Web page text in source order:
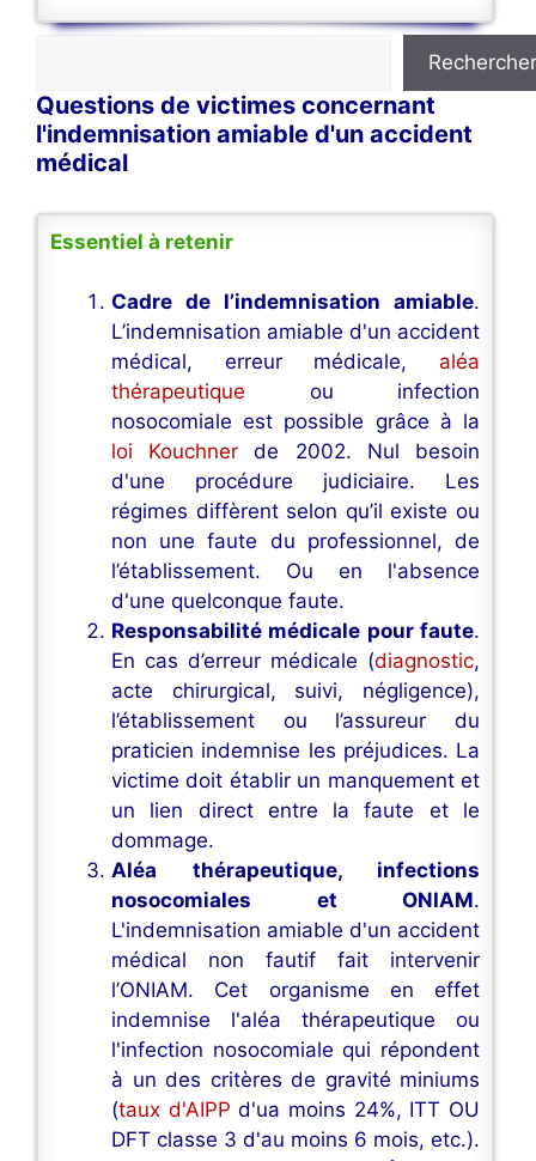
Rechercher
Questions de victimes concernant
l'indemnisation amiable d'un accident
médical
Essentiel à retenir
Cadre de l’indemnisation amiable.
L’indemnisation amiable d'un accident
médical, erreur médicale, aléa
thérapeutique ou infection
nosocomiale est possible grâce à la
loi Kouchner de 2002. Nul besoin
d'une procédure judiciaire. Les
régimes diffèrent selon qu’il existe ou
non une faute du professionnel, de
l’établissement. Ou en l'absence
d'une quelconque faute.
Responsabilité médicale pour faute.
En cas d’erreur médicale (diagnostic,
acte chirurgical, suivi, négligence),
l’établissement ou l’assureur du
praticien indemnise les préjudices. La
victime doit établir un manquement et
un lien direct entre la faute et le
dommage.
Aléa thérapeutique, infections
nosocomiales et ONIAM.
L'indemnisation amiable d'un accident
médical non fautif fait intervenir
l’ONIAM. Cet organisme en effet
indemnise l'aléa thérapeutique ou
l'infection nosocomiale qui répondent
à un des critères de gravité miniums
(taux d'AIPP d'ua moins 24%, ITT OU
DFT classe 3 d'au moins 6 mois, etc.).